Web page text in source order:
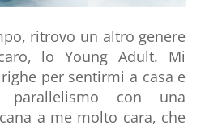
ritrovo un altro genere
lo Young Adult. Mi
per sentirmi a casa e
parallelismo con una
a me molto cara, che